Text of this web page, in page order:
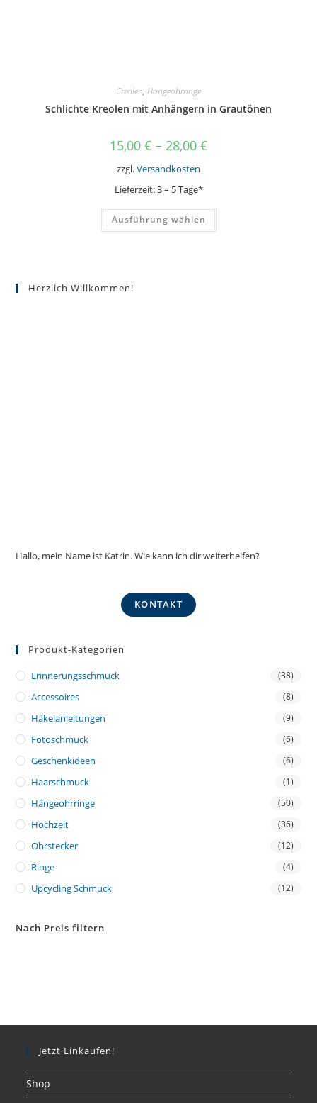
Creolen, Hängeohrringe
Schlichte Kreolen mit Anhängern in Grautönen
15,00 € – 28,00 €
zzgl.Versandkosten
Lieferzeit:3 – 5 Tage*
Ausführung wählen
Dieses
weist
Herzlich Willkommen!
Hallo, mein Name ist Katrin. Wie kann ich dir weiterhelfen?
KONTAKT
Produkt-Kategorien
Erinnerungsschmuck (38)
Accessoires (8)
Häkelanleitungen (9)
Fotoschmuck (6)
Geschenkideen (6)
Haarschmuck (1)
Hängeohrringe (50)
Hochzeit (36)
Ohrstecker (12)
Ringe (4)
Upcycling Schmuck (12)
Nach Preis filtern
Jetzt Einkaufen!
Shop